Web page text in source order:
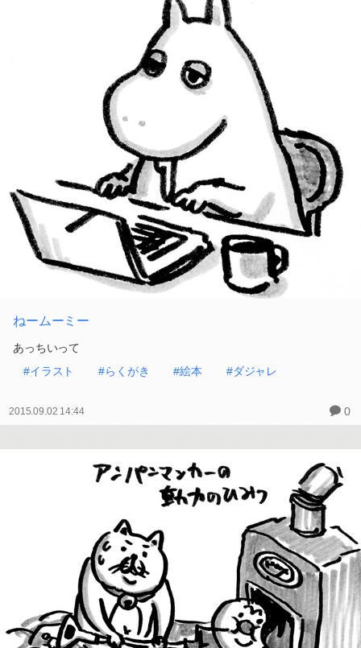
ねームーミー
あっちいって
#イラスト
#らくがき #絵本 #ダジャレ
2015.09.02 14:44 0